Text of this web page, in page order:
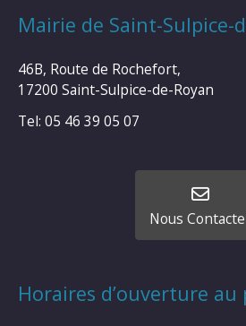
Mairie de Saint-Sulpice-
46B, Route de Rochefort,
17200 Saint-Sulpice-de-Royan
Tel: 05 46 39 05 07
Nous
Horaires d’ouverture au